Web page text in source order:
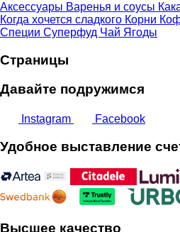
Аксессуары Варенья и соусы
Когда хочется сладкого Корни
Специи Суперфуд Чай Ягоды
Страницы
Давайте подружимся
Instagram Facebook
Удобное выставление
Высшее качество